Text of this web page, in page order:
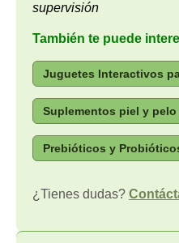
supervisión
También te puede
Juguetes Interactivos
Suplementos piel y pelo
Prebióticos y
¿Tienes dudas?